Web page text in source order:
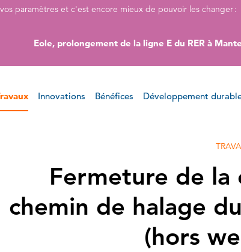
paramètres et c'est encore mieux de pouvoir les changer :
Eole, prolongement de la ligne E du RER à
Innovations Bénéfices Développement
Fermeture de la
chemin de halage
(hors